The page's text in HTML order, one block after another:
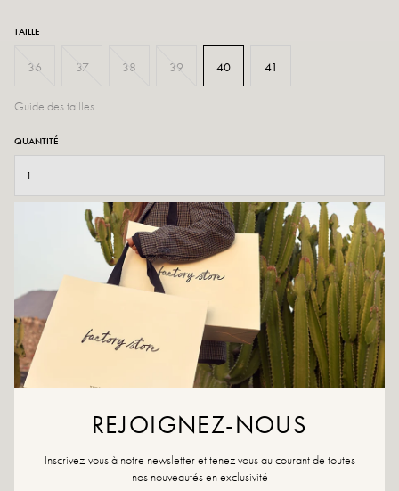
TAILLE
36 37 38 39 40 41
Guide des tailles
QUANTITÉ
AJOUTER AU PANIER
AJOUTER À LA WISHLIST
Ballerines imprimé cowprint, silhouette épurée et bout arrondi. Un
modèle original et confortable pour vos looks du quotidien.
Couleurs : Imprimé vache
Semelle intérieure: Textile
Semelle extérieure : Sbs
Hauteur du talon : 1 cm
Bout de la chaussure : rond
REJOIGNEZ-NOUS
Inscrivez-vous à notre newsletter et tenez vous au courant de toutes
nos nouveautés en exclusivité